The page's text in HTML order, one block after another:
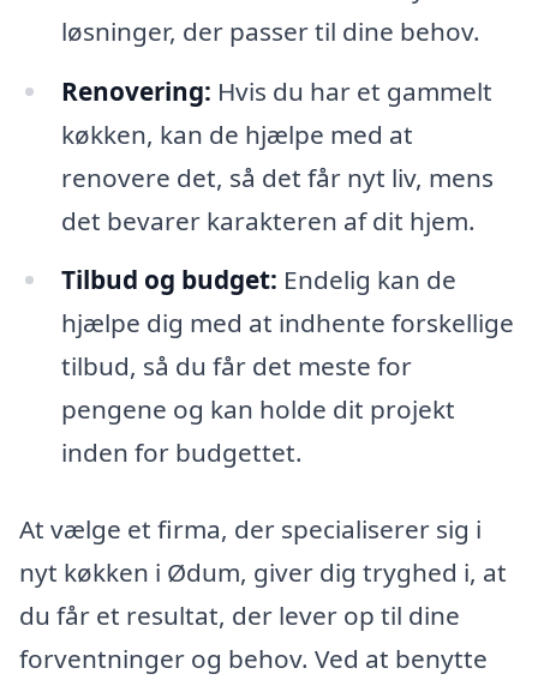
løsninger, der passer til dine behov.
Renovering: Hvis du har et gammelt
køkken, kan de hjælpe med at
renovere det, så det får nyt liv, mens
det bevarer karakteren af dit hjem.
Tilbud og budget: Endelig kan de
hjælpe dig med at indhente forskellige
tilbud, så du får det meste for
pengene og kan holde dit projekt
inden for budgettet.
At vælge et firma, der specialiserer sig i
nyt køkken i Ødum, giver dig tryghed i, at
du får et resultat, der lever op til dine
forventninger og behov. Ved at benytte